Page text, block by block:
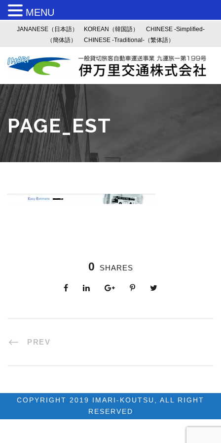
JANANESE（日本語） KOREAN（韓国語）
CHINESE -Simplified-
（簡体語）
CHINESE -Traditional-（繁体語）
PAGE_EST
0 SHARES
PREV
COPYRIGHT 2019 IMARI-KOUTSU, ALL RIGHT
RESERVED
MENU